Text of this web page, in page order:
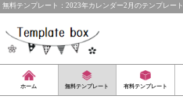
無料テンプレート：2023年カレンダー2月のテンプレー
ホーム 無料テンプレート 有料テンプレート